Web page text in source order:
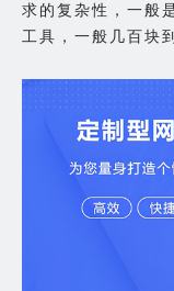
求的复杂性，一般
工具，一般几百块